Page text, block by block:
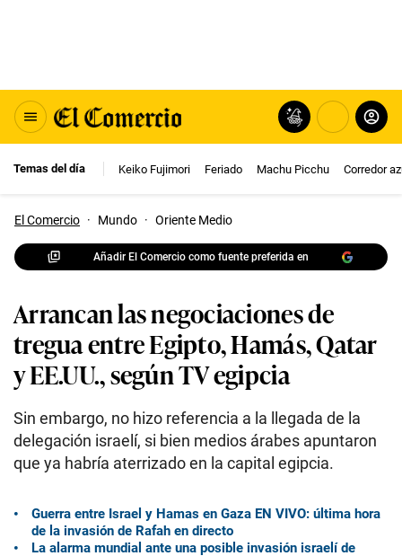
Temas del día Keiko Fujimori Feriado Machu Picchu Corredor
El Comercio · Mundo · Oriente Medio
Añadir El Comercio como fuente preferida en
Arrancan las negociaciones de
tregua entre Egipto, Hamás, Qatar
y EE.UU., según TV egipcia
Sin embargo, no hizo referencia a la llegada de la
delegación israelí, si bien medios árabes apuntaron
que ya habría aterrizado en la capital egipcia.
Guerra entre Israel y Hamas en Gaza EN VIVO: última hora
de la invasión de Rafah en directo
La alarma mundial ante una posible invasión israelí de